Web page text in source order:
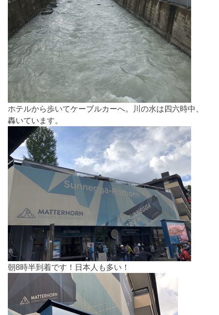
ホテルから歩いてケーブルカーへ。川の水は四六時中、
轟いています。
朝8時半到着です！日本人も多い！